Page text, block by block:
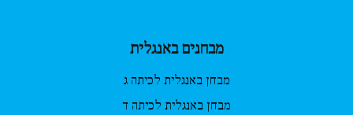
מבחנים באנגלית
מבחן באנגלית לכיתה ג
מבחן באנגלית לכיתה ד